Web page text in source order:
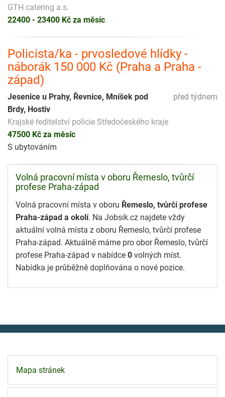
GTH catering a.s.
22400 - 23400 Kč za měsíc
Policista/ka - prvosledové hlídky -
náborák 150 000 Kč (Praha a Praha -
západ)
před týdnem
Jesenice u Prahy, Řevnice, Mníšek pod
Brdy, Hostiv
Krajské ředitelství policie Středočeského kraje
47500 Kč za měsíc
S ubytováním
Volná pracovní místa v oboru Řemeslo, tvůrčí
profese Praha-západ
Volná pracovní místa v oboru Řemeslo, tvůrčí profese
Praha-západ a okolí. Na Jobsik.cz najdete vždy
aktuální volná místa z oboru Řemeslo, tvůrčí profese
Praha-západ. Aktuálně máme pro obor Řemeslo, tvůrčí
profese Praha-západ v nabídce 0 volných míst.
Nabídka je průběžně doplňována o nové pozice.
Mapa stránek